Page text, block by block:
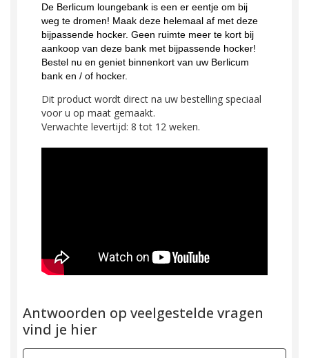
De Berlicum loungebank is een er eentje om bij
weg te dromen! Maak deze helemaal af met deze
bijpassende hocker. Geen ruimte meer te kort bij
aankoop van deze bank met bijpassende hocker!
Bestel nu en geniet binnenkort van uw Berlicum
bank en / of hocker.
Dit product wordt direct na uw bestelling speciaal
voor u op maat gemaakt.
Verwachte levertijd: 8 tot 12 weken.
Antwoorden op veelgestelde vragen
vind je hier